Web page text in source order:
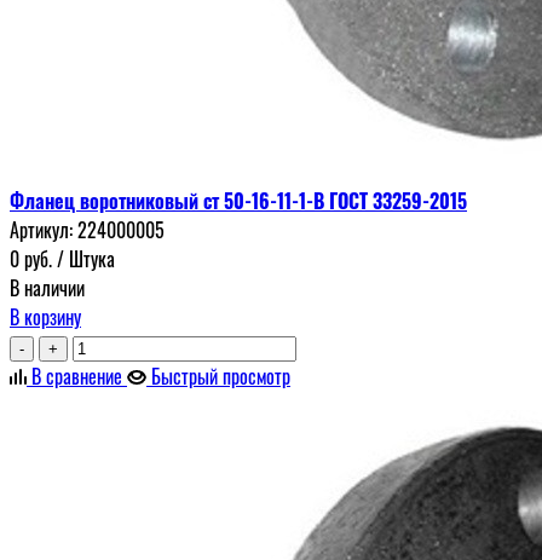
Фланец воротниковый ст 50-16-11-1-В ГОСТ 33259-2015
Артикул:224000005
0руб./ Штука
В наличии
В корзину
- +
В сравнение Быстрый просмотр